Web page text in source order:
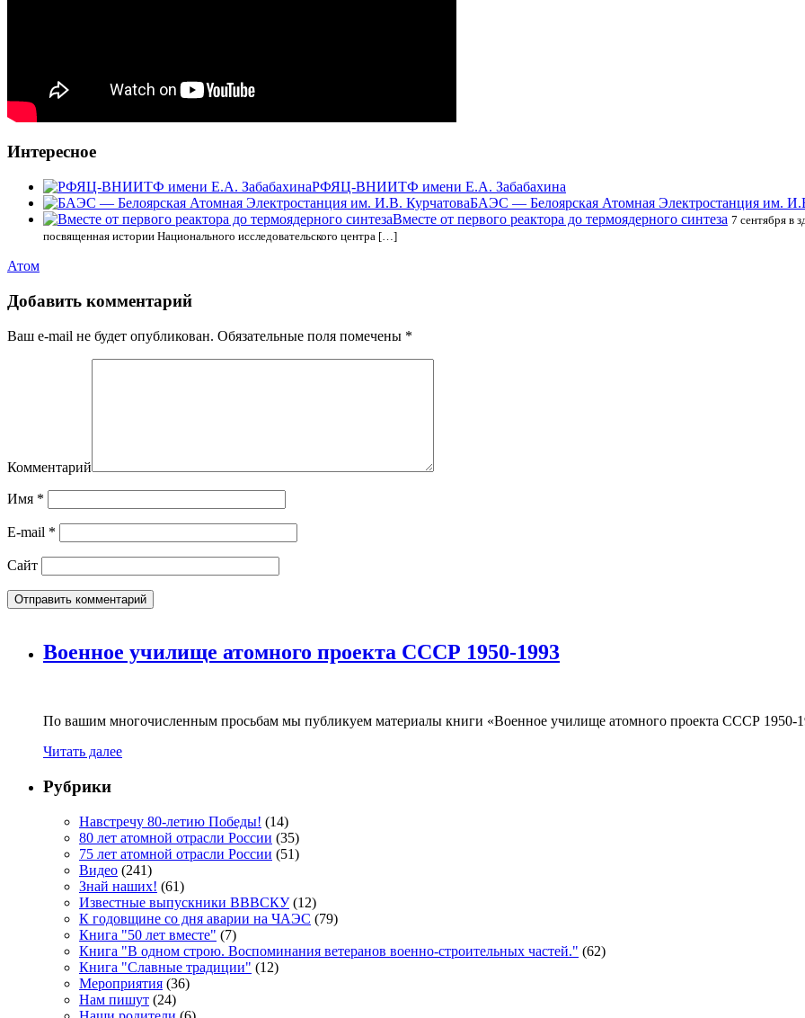
Интересное
РФЯЦ-ВНИИТФ имени Е.А. Забабахина
БАЭС — Белоярская Атомная Электростанция им.
Вместе от первого реактора до термоядерного синтеза 7 сентября в
посвященная истории Национального исследовательского центра […]
Атом
Добавить комментарий
Ваш e-mail не будет опубликован. Обязательные поля помечены *
Комментарий
Имя *
E-mail *
Сайт
Военное училище атомного проекта СССР 1950-1993
По вашим многочисленным просьбам мы публикуем материалы книги «Военное училище атомного проекта СССР 1950-
Читать далее
Рубрики
Навстречу 80-летию Победы! (14)
80 лет атомной отрасли России (35)
75 лет атомной отрасли России (51)
Видео (241)
Знай наших! (61)
Известные выпускники ВВВСКУ(12)
К годовщине со дня аварии на ЧАЭС (79)
Книга "50 лет вместе" (7)
Книга "В одном строю. Воспоминания ветеранов военно-строительных частей." (62)
Книга "Славные традиции" (12)
Мероприятия (36)
Нам пишут (24)